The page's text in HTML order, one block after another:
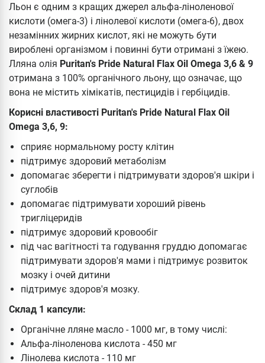
Льон є одним з кращих джерел альфа-ліноленової
кислоти (омега-3) і лінолевої кислоти (омега-6), двох
незамінних жирних кислот, які не можуть бути
вироблені організмом і повинні бути отримані з їжею.
Лляна олія Puritan's Pride Natural Flax Oil Omega 3,6 & 9
отримана з 100% органічного льону, що означає, що
вона не містить хімікатів, пестицидів і гербіцидів.
Корисні властивості Puritan's Pride Natural Flax Oil
Omega 3,6, 9:
сприяє нормальному росту клітин
підтримує здоровий метаболізм
допомагає зберегти і підтримувати здоров'я шкіри і
суглобів
допомагає підтримувати хороший рівень
тригліцеридів
підтримує здоровий кровообіг
під час вагітності та годування груддю допомагає
підтримувати здоров'я мами і підтримує розвиток
мозку і очей дитини
підтримує здоров'я мозку.
Склад 1 капсули:
Органічне лляне масло - 1000 мг, в тому числі:
Альфа-ліноленова кислота - 450 мг
Лінолева кислота - 110 мг